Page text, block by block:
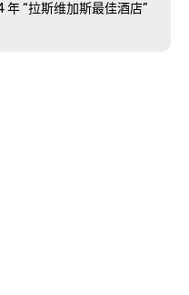
年 “拉斯维加斯最佳酒店”